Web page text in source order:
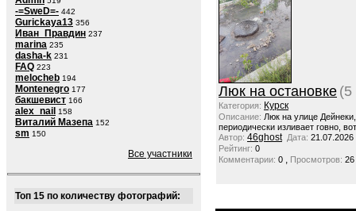
-=SweD=- 442
Gurickaya13 356
Иван_Правдин 237
marina 235
dasha-k 231
FAQ 223
melocheb 194
Montenegro 177
бакшевист 166
alex_nail 158
Виталий Мазепа 152
sm 150
Все участники
Топ 15 по количеству фотографий:
Люк на остановке (5
Категория: Курск
Описание: Люк на улице
периодически изливает говно,
Автор: 46ghost Дата: 21.07.2026
Рейтинг: 0
Комментарии: 0 , Просмотров: 26